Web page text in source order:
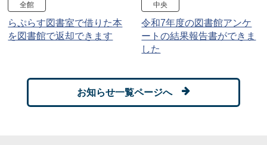
全館
らぷらす図書室で借りた本
を図書館で返却できます
中央
令和7年度の図書館アンケ
ートの結果報告書ができま
した
お知らせ一覧ページへ